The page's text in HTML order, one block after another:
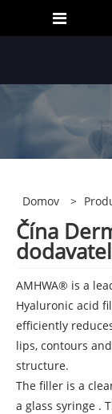
Domov >
Čína
AMHWA® is a
Hyaluronic acid
efficiently
lips, contours
structure.
The filler is a
a glass syringe .